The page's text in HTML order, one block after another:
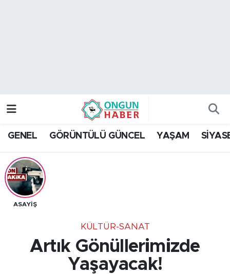
GENEL GÖRÜNTÜLÜ GÜNCEL YAŞAM
ASAYİŞ
KÜLTÜR-SANAT
Artık Gönüllerimizde
Yaşayacak!
Trafik Durumu
Tüm Manşetler
Son Dakika Haberleri